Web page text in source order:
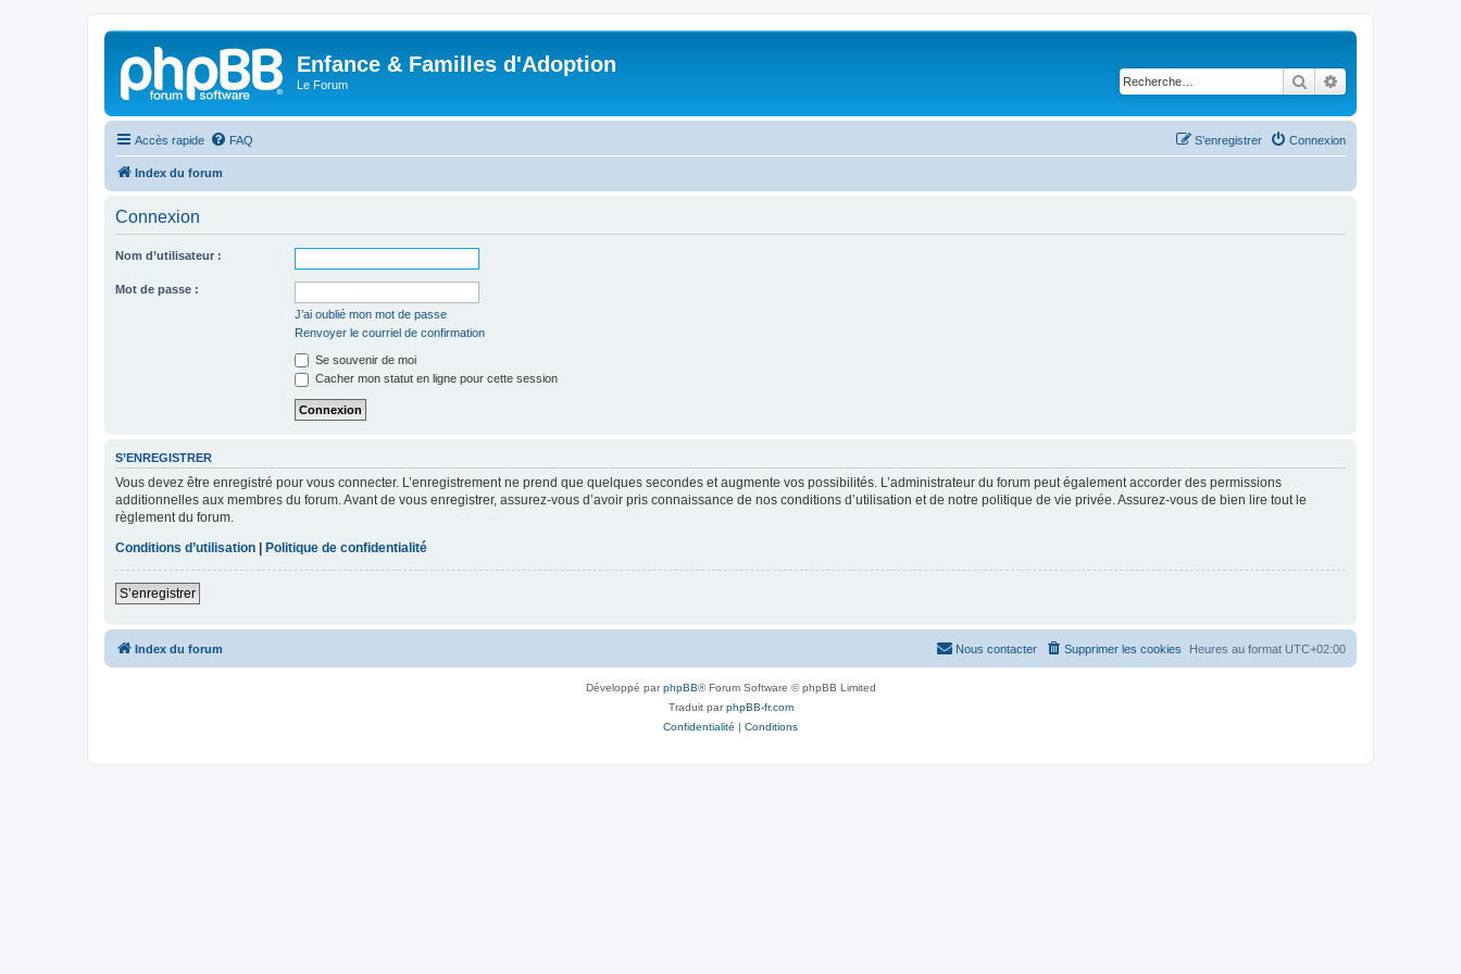
Enfance & Familles d'Adoption
Le Forum Rechercher
Accès rapide FAQ Connexion
S’enregistrer
Index du forum
Connexion
Nom d’utilisateur :
Mot de passe :
J’ai oublié mon mot de passe
Renvoyer le courriel de confirmation
Se souvenir de moi
Cacher mon statut en ligne pour cette session
S’ENREGISTRER
Vous devez être enregistré pour vous connecter. L’enregistrement ne prend que quelques secondes et augmente vos possibilités. L’administrateur du forum peut également accorder des permissions
additionnelles aux membres du forum. Avant de vous enregistrer, assurez-vous d’avoir pris connaissance de nos conditions d’utilisation et de notre politique de vie privée. Assurez-vous de bien lire tout le
règlement du forum.
Conditions d’utilisation
Politique de confidentialité
S’enregistrer
Index du forum Heures au format UTC+02:00
Supprimer les cookies
Nous contacter
Développé parphpBB® Forum Software © phpBB Limited
Traduit parphpBB-fr.com
Confidentialité | Conditions